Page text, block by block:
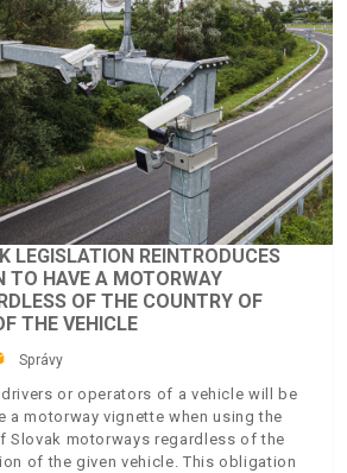
LEGISLATION REINTRODUCES
TO HAVE A MOTORWAY
OF THE COUNTRY OF
THE VEHICLE
Správy
or operators of a vehicle will be
a motorway vignette when using the
Slovak motorways regardless of the
of the given vehicle. This obligation